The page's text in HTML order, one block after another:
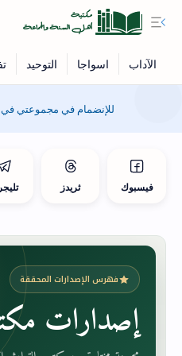
للإنضمام في مجموعتي
فيسبوك ثريدز
فهرس الإصدارات المحققة
إصدارات